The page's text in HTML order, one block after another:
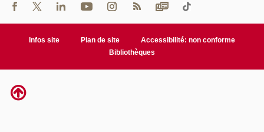
Infos site Plan de site
Accessibilité: non conforme
Bibliothèques